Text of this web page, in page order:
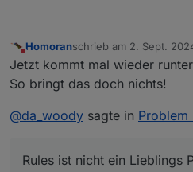
Nicht stören
Homoranschrieb am 2. Sept.
zuletzt editiert von
Jetzt kommt mal wieder
So bringt das doch nichts!
@da_woody sagte in Problem
Rules ist nicht ein Lieblings